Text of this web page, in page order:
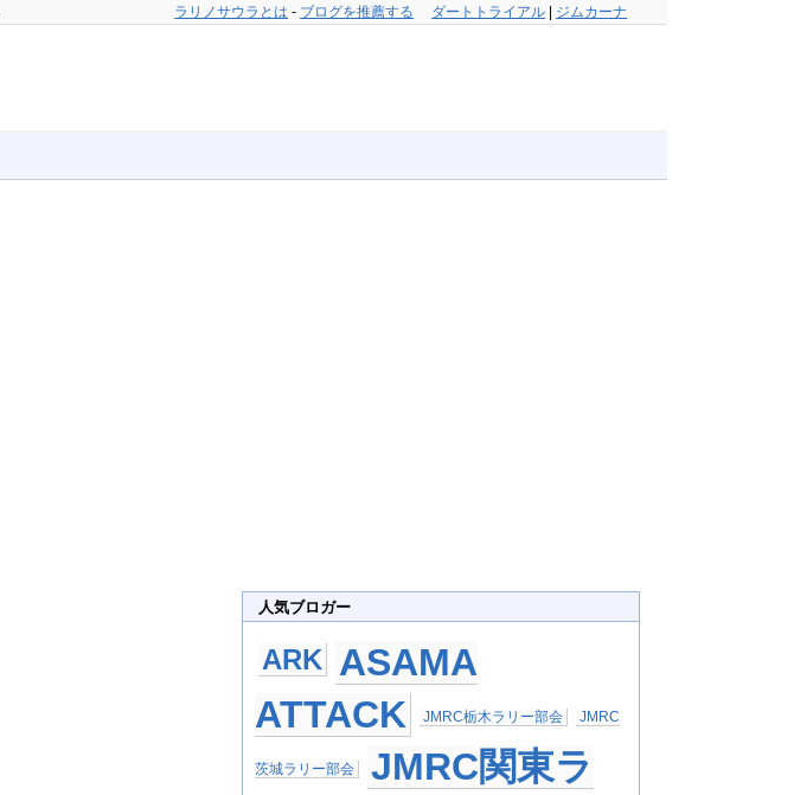
ラリノサウラとは - ブログを推薦する ダートトライアル ジムカーナ
人気ブロガー
ARK ASAMA
ATTACK
JMRC栃木ラリー部会 JMRC
茨城ラリー部会
JMRC関東ラ